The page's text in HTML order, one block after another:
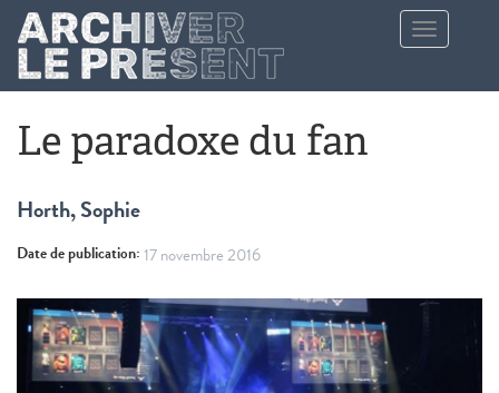
Aller au contenu principal
Toggle
navigation
Le paradoxe du fan
Horth, Sophie
Date de publication:17 novembre 2016